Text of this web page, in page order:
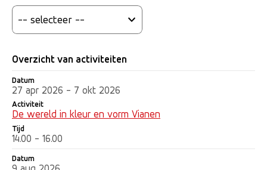
Overzicht van activiteiten
Datum Activiteit Tijd
Datum
27 apr 2026 - 7 okt 2026
Activiteit
De wereld in kleur en vorm Vianen
Tijd
14.00 - 16.00
Datum